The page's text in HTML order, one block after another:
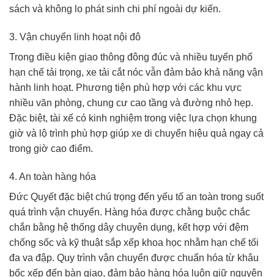
sách và không lo phát sinh chi phí ngoài dự kiến.
3. Vận chuyển linh hoạt nội đô
Trong điều kiện giao thông đông đúc và nhiều tuyến phố
hạn chế tải trọng, xe tải cắt nóc vẫn đảm bảo khả năng vận
hành linh hoạt. Phương tiện phù hợp với các khu vực
nhiều văn phòng, chung cư cao tầng và đường nhỏ hẹp.
Đặc biệt, tài xế có kinh nghiệm trong việc lựa chọn khung
giờ và lộ trình phù hợp giúp xe di chuyển hiệu quả ngay cả
trong giờ cao điểm.
4. An toàn hàng hóa
Đức Quyết đặc biệt chú trọng đến yếu tố an toàn trong suốt
quá trình vận chuyển. Hàng hóa được chằng buộc chắc
chắn bằng hệ thống dây chuyên dụng, kết hợp với đệm
chống sốc và kỹ thuật sắp xếp khoa học nhằm hạn chế tối
đa va đập. Quy trình vận chuyển được chuẩn hóa từ khâu
bốc xếp đến bàn giao, đảm bảo hàng hóa luôn giữ nguyên